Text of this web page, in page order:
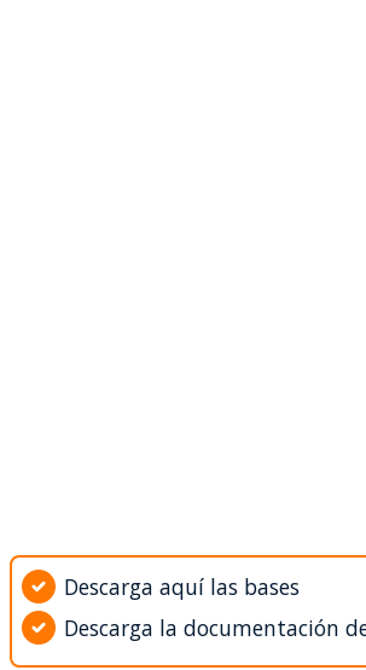
Descarga aquí las bases
Descarga la documentación